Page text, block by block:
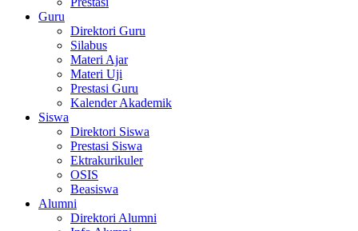
Guru
Direktori Guru
Silabus
Materi Ajar
Materi Uji
Prestasi Guru
Kalender Akademik
Siswa
Direktori Siswa
Prestasi Siswa
Ektrakurikuler
OSIS
Beasiswa
Alumni
Direktori Alumni